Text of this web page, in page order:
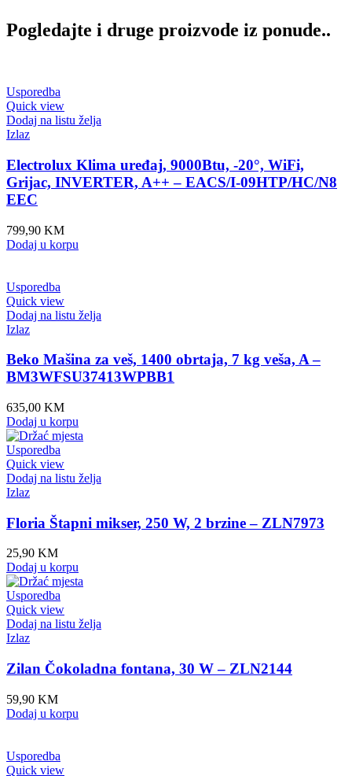
Pogledajte i druge proizvode iz ponude..
Usporedba
Quick view
Dodaj na listu želja
Izlaz
Electrolux Klima uređaj, 9000Btu, -20°, WiFi,
Grijac, INVERTER, A++ – EACS/I-09HTP/HC/N8
EEC
799,90 KM
Dodaj u korpu
Usporedba
Quick view
Dodaj na listu želja
Izlaz
Beko Mašina za veš, 1400 obrtaja, 7 kg veša, A –
BM3WFSU37413WPBB1
635,00 KM
Dodaj u korpu
Usporedba
Quick view
Dodaj na listu želja
Izlaz
Floria Štapni mikser, 250 W, 2 brzine – ZLN7973
25,90 KM
Dodaj u korpu
Usporedba
Quick view
Dodaj na listu želja
Izlaz
Zilan Čokoladna fontana, 30 W – ZLN2144
59,90 KM
Dodaj u korpu
Usporedba
Quick view